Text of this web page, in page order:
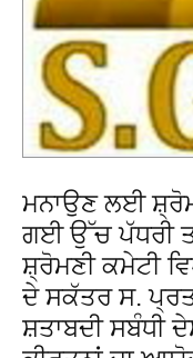
ਮਨਾਉਣ ਲਈ
ਗਈ ਉੱਚ ਪੱਧਰੀ
ਸ਼੍ਰੋਮਣੀ ਕਮੇਟੀ
ਦੇ ਸਕੱਤਰ ਸ.
ਸ਼ਤਾਬਦੀ ਸਬੰਧੀ